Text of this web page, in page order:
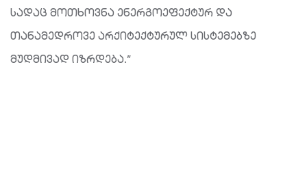
სადაც მოთხოვნა ენერგოეფექტურ და
თანამედროვე არქიტექტურულ სისტემებზე
მუდმივად იზრდება.”